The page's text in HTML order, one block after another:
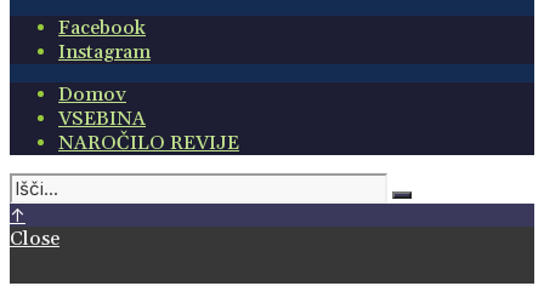
Facebook
Instagram
Domov
VSEBINA
NAROČILO REVIJE
↑
Close